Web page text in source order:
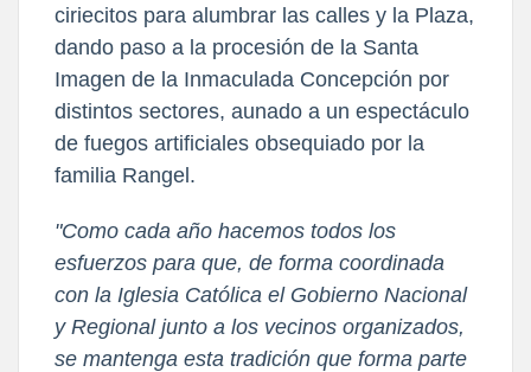
ciriecitos para alumbrar las calles y la Plaza,
dando paso a la procesión de la Santa
Imagen de la Inmaculada Concepción por
distintos sectores, aunado a un espectáculo
de fuegos artificiales obsequiado por la
familia Rangel.
"Como cada año hacemos todos los
esfuerzos para que, de forma coordinada
con la Iglesia Católica el Gobierno Nacional
y Regional junto a los vecinos organizados,
se mantenga esta tradición que forma parte